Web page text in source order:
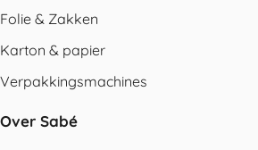
Folie & Zakken
Karton & papier
Verpakkingsmachines
Over Sabé